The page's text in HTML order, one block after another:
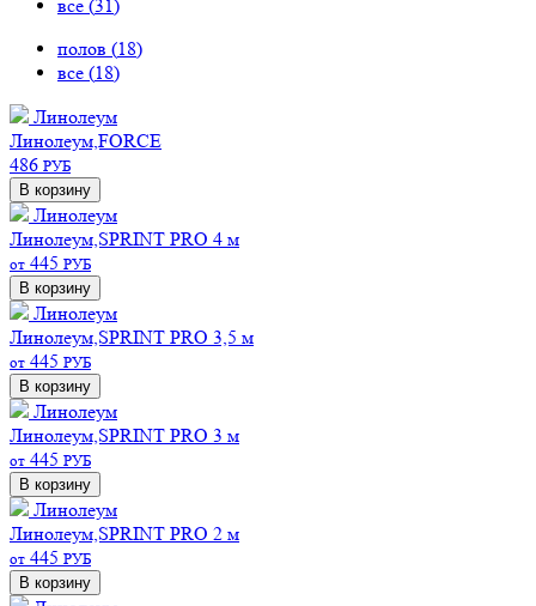
все (31)
полов (18)
все (18)
Линолеум
Линолеум,FORCE
486 РУБ
В корзину
Линолеум
Линолеум,SPRINT PRO 4 м
от 445 РУБ
В корзину
Линолеум
Линолеум,SPRINT PRO 3,5 м
от 445 РУБ
В корзину
Линолеум
Линолеум,SPRINT PRO 3 м
от 445 РУБ
В корзину
Линолеум
Линолеум,SPRINT PRO 2 м
от 445 РУБ
В корзину